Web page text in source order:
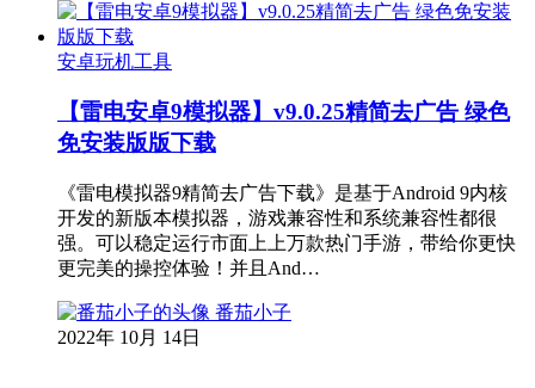
安卓玩机工具
【雷电安卓9模拟器】v9.0.25精简去广告 绿色
免安装版版下载
《雷电模拟器9精简去广告下载》是基于Android 9内核
开发的新版本模拟器，游戏兼容性和系统兼容性都很
强。可以稳定运行市面上上万款热门手游，带给你更快
更完美的操控体验！并且And…
番茄小子
2022年 10月 14日